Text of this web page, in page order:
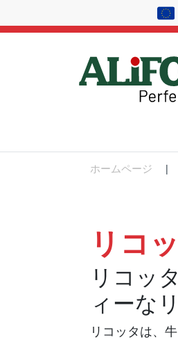
ホームページ |
リコ
リコッ
ィーな
リコッタは、